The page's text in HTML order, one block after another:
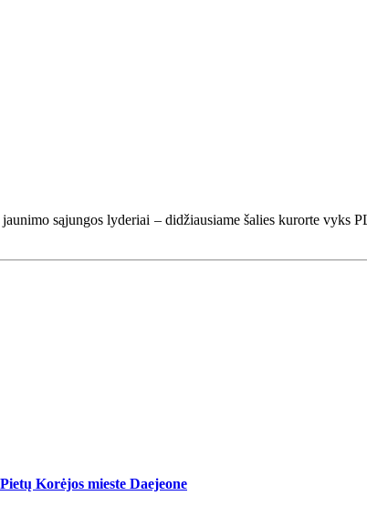
sąjungos lyderiai – didžiausiame šalies kurorte vyks
Korėjos mieste Daejeone